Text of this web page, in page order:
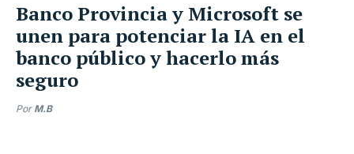
Banco Provincia y Microsoft se
unen para potenciar la IA en el
banco público y hacerlo más
seguro
Por M.B